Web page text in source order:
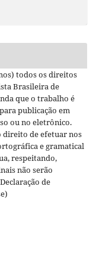
todos os direitos
Brasileira de
que o trabalho é
publicação em
ou no eletrônico.
direito de efetuar nos
e gramatical
respeitando,
não serão
de